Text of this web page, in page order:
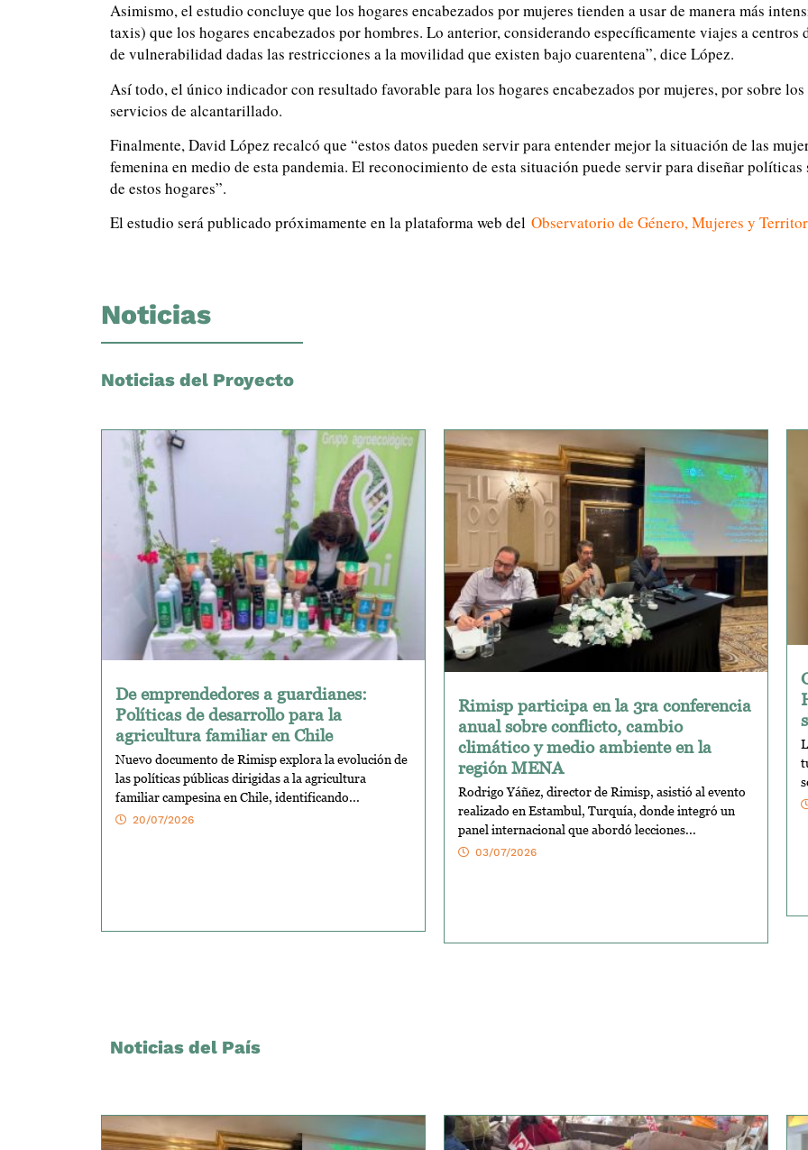
Asimismo, el estudio concluye que los hogares encabezados por mujeres tienden a usar de manera más
taxis) que los hogares encabezados por hombres. Lo anterior, considerando específicamente viajes a centros
de vulnerabilidad dadas las restricciones a la movilidad que existen bajo cuarentena”, dice López.
Así todo, el único indicador con resultado favorable para los hogares encabezados por mujeres, por sobre
servicios de alcantarillado.
Finalmente, David López recalcó que “estos datos pueden servir para entender mejor la situación de las
femenina en medio de esta pandemia. El reconocimiento de esta situación puede servir para diseñar
de estos hogares”.
El estudio será publicado próximamente en la plataforma web del Observatorio de Género, Mujeres y
Noticias
Noticias del Proyecto
De emprendedores a guardianes:
Políticas de desarrollo para la
agricultura familiar en Chile
Nuevo documento de Rimisp explora la evolución de
las políticas públicas dirigidas a la agricultura
familiar campesina en Chile, identificando...
20/07/2026
Rimisp participa en la 3ra conferencia
anual sobre conflicto, cambio
climático y medio ambiente en la
región MENA
Rodrigo Yáñez, director de Rimisp, asistió al evento
realizado en Estambul, Turquía, donde integró un
panel internacional que abordó lecciones...
03/07/2026
Noticias del País